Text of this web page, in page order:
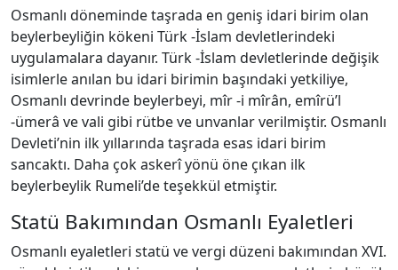
Osmanlı döneminde taşrada en geniş idari birim olan
beylerbeyliğin kökeni Türk -İslam devletlerindeki
uygulamalara dayanır. Türk -İslam devletlerinde değişik
isimlerle anılan bu idari birimin başındaki yetkiliye,
Osmanlı devrinde beylerbeyi, mîr -i mîrân, emîrü’l
-ümerâ ve vali gibi rütbe ve unvanlar verilmiştir. Osmanlı
Devleti’nin ilk yıllarında taşrada esas idari birim
sancaktı. Daha çok askerî yönü öne çıkan ilk
beylerbeylik Rumeli’de teşekkül etmiştir.
Statü Bakımından Osmanlı Eyaletleri
Osmanlı eyaletleri statü ve vergi düzeni bakımından XVI.